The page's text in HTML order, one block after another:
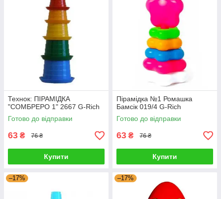
Технок: ПІРАМІДКА
"СОМБРЕРО 1" 2667 G-Rich
Готово до відправки
63 ₴ 76 ₴
Купити
Пірамідка №1 Ромашка
Бамсік 019/4 G-Rich
Готово до відправки
63 ₴ 76 ₴
Купити
–17% –17%